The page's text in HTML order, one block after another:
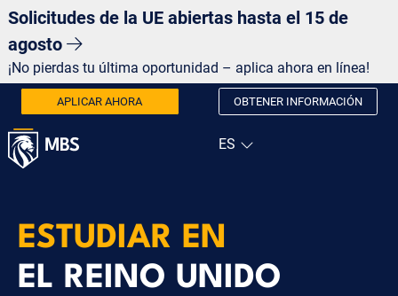
Solicitudes de la UE abiertas hasta el 15 de
agosto
¡No pierdas tu última oportunidad – aplica ahora en línea!
APLICAR AHORA OBTENER INFORMACIÓN
ESTUDIAR EN
EL REINO UNIDO